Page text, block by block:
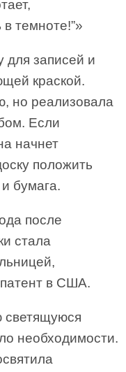
темноте!”»
для записей и
краской.
но реализовала
Если
начнет
положить
бумага.
после
стала
в США.
светящуюся
необходимости.